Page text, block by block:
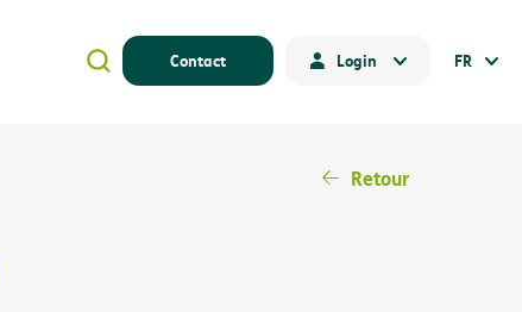
Contact Login FR
Retour